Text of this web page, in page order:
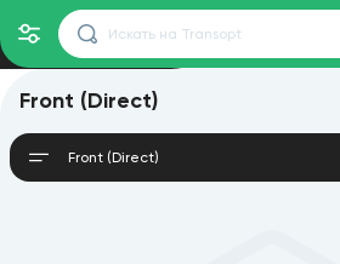
Front (Direct)
Front (Direct)